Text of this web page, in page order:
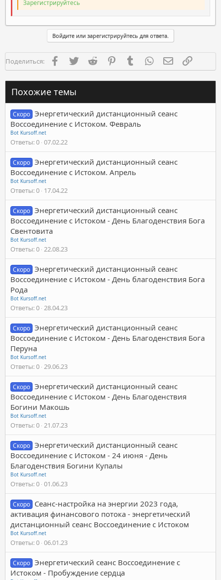
Зарегистрируйтесь
Войдите или зарегистрируйтесь для ответа.
Поделиться: FacebookTwitter Reddit PinterestTumblr WhatsAppЭлектронная
Похожие темы
Скоро Энергетический дистанционный сеанс
Воссоединение с Истоком. Февраль
Bot Kursoff.net
Ответы 0 07.02.22
Скоро Энергетический дистанционный сеанс
Воссоединение с Истоком. Апрель
Bot Kursoff.net
Ответы 0 17.04.22
Скоро Энергетический дистанционный сеанс
Воссоединение с Истоком - День Благоденствия Бога
Свентовита
Bot Kursoff.net
Ответы 0 22.08.23
Скоро Энергетический дистанционный сеанс
Воссоединение с Истоком - День благоденствия Бога
Рода
Bot Kursoff.net
Ответы 0 28.04.23
Скоро Энергетический дистанционный сеанс
Воссоединение с Истоком - День Благоденствия Бога
Перуна
Bot Kursoff.net
Ответы 0 29.06.23
Скоро Энергетический дистанционный сеанс
Воссоединение с Истоком - День Благоденствия
Богини Макошь
Bot Kursoff.net
Ответы 0 21.07.23
Скоро Энергетический дистанционный сеанс
Воссоединение с Истоком - 24 июня - День
Благоденствия Богини Купалы
Bot Kursoff.net
Ответы 0 01.06.23
Скоро Сеанс-настройка на энергии 2023 года,
активация финансового потока - энергетический
дистанционный сеанс Воссоединение с Истоком
Bot Kursoff.net
Ответы 0 06.01.23
Скоро Энергетический сеанс Воссоединение с
Истоком - Пробуждение сердца